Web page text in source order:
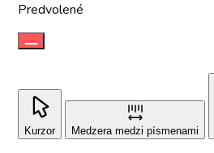
Predvolené
Kurzor Medzera medzi písmenami